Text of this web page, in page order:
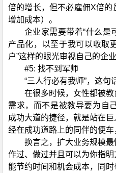
倍的增长，但不必雇佣X倍的
增加成本）。
企业家需要带着“什么是
产品化，以至于我可以收取
户”这样的眼光审视自己的企业
#5: 找不到军师
“三人行必有我师”，这句
在很多时候，女性都被
需求，而不是被教导要为自
成功大道的捷径，就是站在
经在成功道路上的同伴的便车
换言之，扩大业务规模
作过、做过并且可以为你指
能节约时间和机会成本，同